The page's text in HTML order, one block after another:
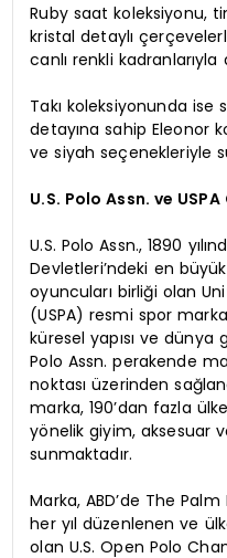
Ruby saat koleksiyonu,
kristal detaylı
canlı renkli
Takı koleksiyonunda ise
detayına sahip Eleonor
ve siyah seçenekleriyle
U.S. Polo Assn. ve
U.S. Polo Assn., 1890
Devletleri’ndeki en
oyuncuları birliği olan
(USPA) resmi spor
küresel yapısı ve dünya
Polo Assn. perakende
noktası üzerinden
marka, 190’dan fazla
yönelik giyim, aksesuar
sunmaktadır.
Marka, ABD’de The
her yıl düzenlenen ve
olan U.S. Open Polo